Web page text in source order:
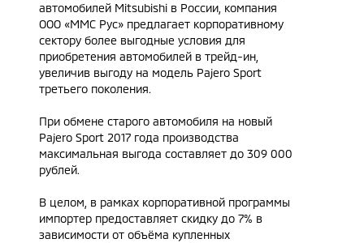
автомобилей Mitsubishi в России, компания
ООО «ММС Рус» предлагает корпоративному
сектору более выгодные условия для
приобретения автомобилей в трейд-ин,
увеличив выгоду на модель Pajero Sport
третьего поколения.
При обмене старого автомобиля на новый
Pajero Sport 2017 года производства
максимальная выгода составляет до 309 000
рублей.
В целом, в рамках корпоративной программы
импортер предоставляет скидку до 7% в
зависимости от объёма купленных